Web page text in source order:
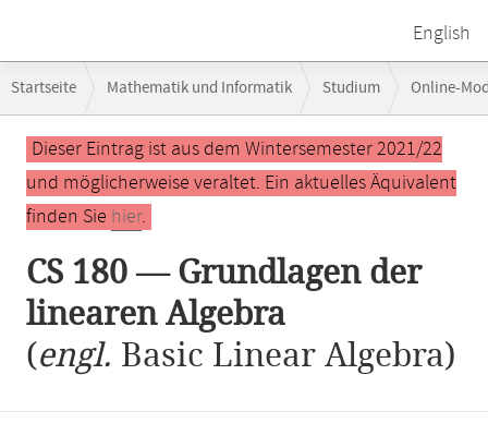
English
Navigation
Startseite Mathematik und Informatik Studium Online-
Hauptinhalt
Dieser Eintrag ist aus dem Wintersemester 2021/22
und möglicherweise veraltet. Ein aktuelles Äquivalent
finden Sie hier.
CS 180 — Grundlagen der
linearen Algebra
(engl. Basic Linear Algebra)